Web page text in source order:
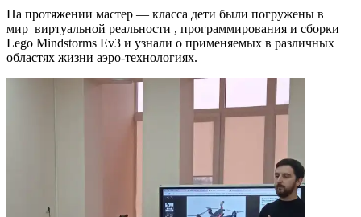
На протяжении мастер — класса дети были погружены в
мир виртуальной реальности , программирования и сборки
Lego Mindstorms Ev3 и узнали о применяемых в различных
областях жизни аэро-технологиях.